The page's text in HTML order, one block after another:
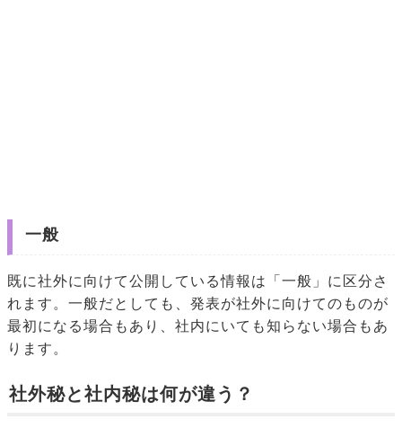
一般
既に社外に向けて公開している情報は「一般」に区分さ
れます。一般だとしても、発表が社外に向けてのものが
最初になる場合もあり、社内にいても知らない場合もあ
ります。
社外秘と社内秘は何が違う？